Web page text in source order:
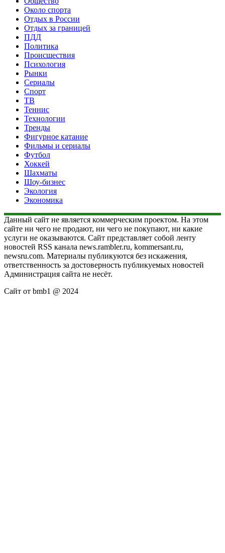
Около спорта
Отдых в России
Отдых за границей
ПДД
Политика
Происшествия
Психология
Рынки
Сериалы
Спорт
ТВ
Теннис
Технологии
Тренды
Фигурное катание
Фильмы и сериалы
Футбол
Хоккей
Шахматы
Шоу-бизнес
Экология
Экономика
Данный сайт не является коммерческим проектом. На этом
сайте ни чего не продают, ни чего не покупают, ни какие
услуги не оказываются. Сайт представляет собой ленту
новостей RSS канала news.rambler.ru, kommersant.ru,
newsru.com. Материалы публикуются без искажения,
ответственность за достоверность публикуемых новостей
Администрация сайта не несёт.
Сайт от bmb1 @ 2024